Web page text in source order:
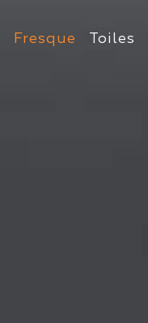
Fresque Toiles